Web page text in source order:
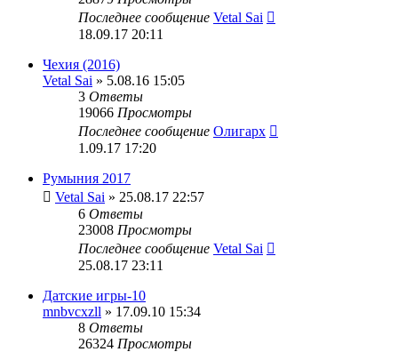
Последнее сообщение Vetal Sai
18.09.17 20:11
Чехия (2016)
Vetal Sai » 5.08.16 15:05
3 Ответы
19066 Просмотры
Последнее сообщение Олигарх
1.09.17 17:20
Румыния 2017
Vetal Sai » 25.08.17 22:57
6 Ответы
23008 Просмотры
Последнее сообщение Vetal Sai
25.08.17 23:11
Датские игры-10
mnbvcxzll » 17.09.10 15:34
8 Ответы
26324 Просмотры